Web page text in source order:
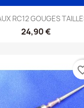
RC12 GOUGES
24,90 €